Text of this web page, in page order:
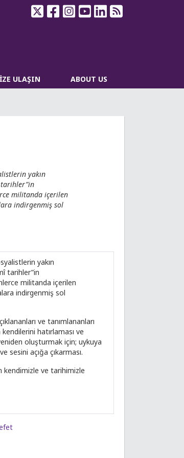
ULAŞIN ABOUT US
yakın
tarihler”in
militanda içerilen
indirgenmiş sol
yakın
tarihler”in
militanda içerilen
indirgenmiş sol
ve tanımlananları
hatırlaması ve
oluşturmak için; uykuya
sesini açığa çıkarması.
kendimizle ve tarihimizle